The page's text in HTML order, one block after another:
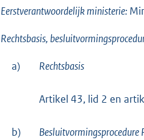
Eerstverantwoordelijk ministerie:
Rechtsbasis,
a) Rechtsbasis
Artikel 43, lid 2 en
b) Besluitvormingsprocedure